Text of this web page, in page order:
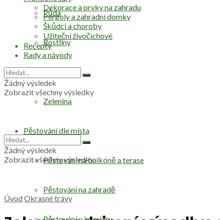
Půda
Rostliny
Zelenina
Pěstování dle místa
Pěstování na balkóně a terase
Pěstování na zahradě
Dekorace a prvky na zahradu
Pergoly a zahradní domky
Škůdci a choroby
Užiteční živočichové
Recepty
Rady a návody
Žádný výsledek
Zobrazit všechny výsledky
Žádný výsledek
Zobrazit všechny výsledky
Úvod Okrasné trávy